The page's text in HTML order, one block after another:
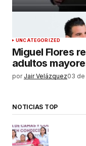
UNCATEGORIZED
Miguel Flores
adultos
por Jair Velázquez03
NOTICIAS TOP